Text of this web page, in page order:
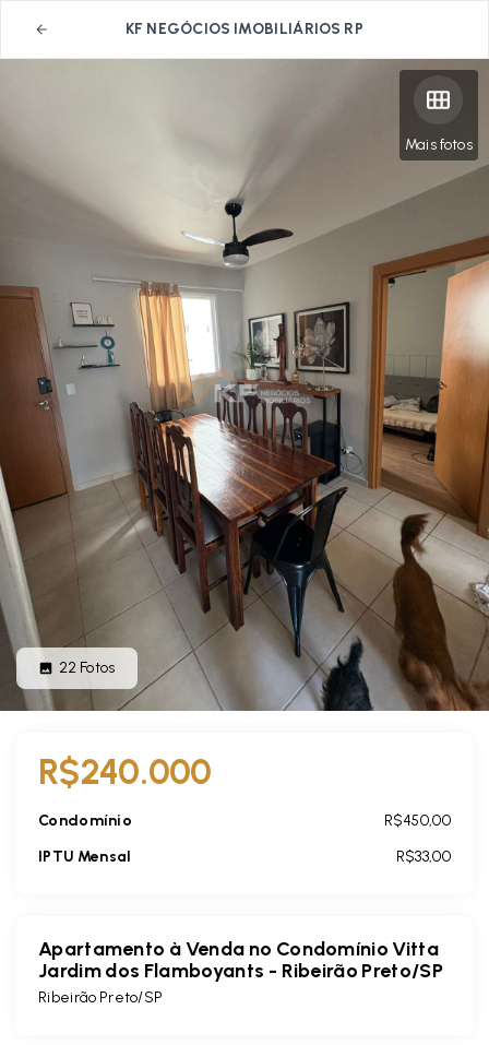
KF NEGÓCIOS IMOBILIÁRIOS RP
Mais fotos
22 Fotos
R$240.000
Condomínio
R$450,00
IPTU Mensal
R$33,00
Apartamento à Venda no Condomínio Vitta
Jardim dos Flamboyants - Ribeirão Preto/SP
Ribeirão Preto/SP